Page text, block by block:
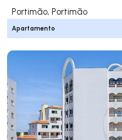
Portimão, Portimão
Apartamento